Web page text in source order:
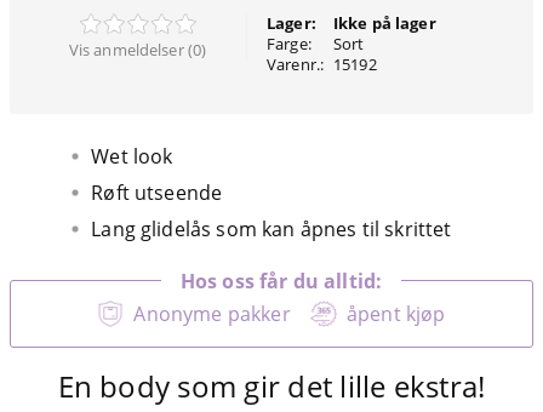
Vis anmeldelser (0)
Lager:
Farge:
Varenr.:
Ikke på lager
Sort
15192
Wet look
Røft utseende
Lang glidelås som kan åpnes til skrittet
Anonyme pakker åpent kjøp
Hos oss får du alltid:
En body som gir det lille ekstra!